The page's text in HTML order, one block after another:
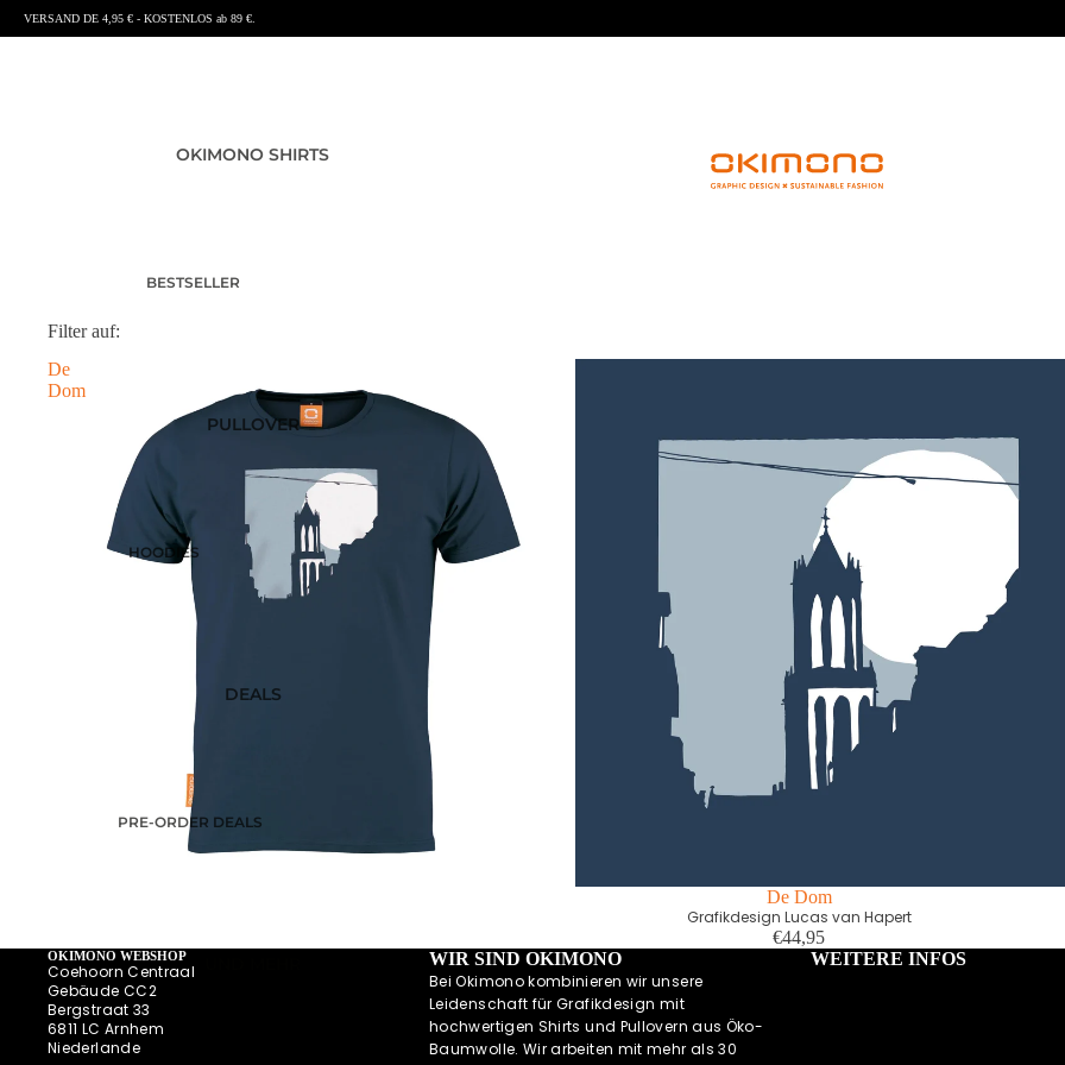
VERSAND DE 4,95 € - KOSTENLOS ab 89 €.
OKIMONO SHIRTS
BESTSELLER
SHIRTS MIT RÜCKENPRINT
SUMMER SHIRTS
POLOSHIRTS
DIESE WOCHE NEU
PRE-ORDER DEALS
AKTUELLE TRENDS
PULLOVER
HOODIES
SWEATESHIRTS
LONGSLEEVES
DEALS
PRE-ORDER DEALS
OKIMONO MEMBERSHIP
(M/V)
ABONNEMENTS
NEWSLETTER
ALLE ANGEBOTE AUF EINEN BLICK
Filter auf:
De
Dom
De Dom
Grafikdesign Lucas van Hapert
€44,95
OKIMONO WEBSHOP
Coehoorn Centraal
Gebäude CC2
Bergstraat 33
6811 LC Arnhem
Niederlande
WIR SIND OKIMONO
Bei Okimono kombinieren wir unsere
Leidenschaft für Grafikdesign mit
hochwertigen Shirts und Pullovern aus Öko-
Baumwolle. Wir arbeiten mit mehr als 30
WEITERE INFOS